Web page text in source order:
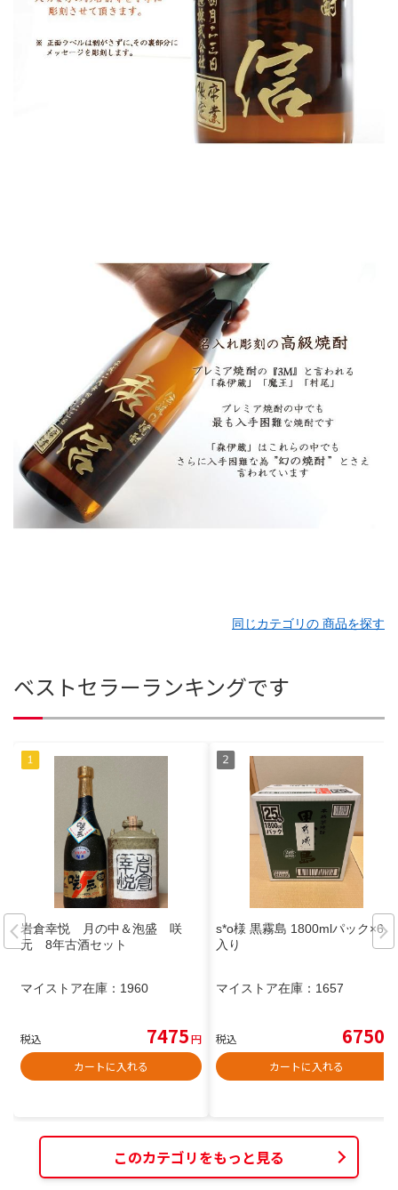
同じカテゴリの 商品を探す
ベストセラーランキングです
岩倉幸悦 月の中＆泡盛 咲
元 8年古酒セット
マイストア在庫： 1960
税込 7475円
カートに入れる
s*o様 黒霧島 1800mlパック×6本
入り
マイストア在庫： 1657
税込 6750
カートに入れる
このカテゴリをもっと見る